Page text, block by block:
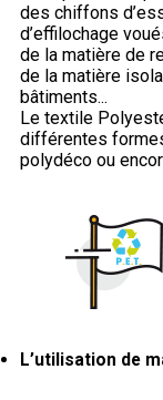
des chiffons
d’effilochage
de la matière de
de la matière
bâtiments...
Le textile
différentes
polydéco ou
L’utilisation de